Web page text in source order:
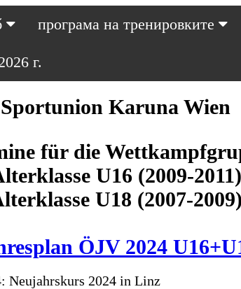
програма на тренировките
г.
Sportunion Karuna Wien
für die
U16 (2009-2011)
U18 (2007-2009)
ÖJV 2024
Neujahrskurs 2024 in Linz